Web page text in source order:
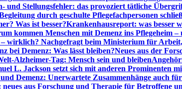
und Stellungsfehler: das provoziert tätliche
durch geschulte Pflegefachpersonen
Was ist besser?Krankenhausreport: was besser
kommen Menschen mit Demenz ins Pflegeheim
– wirklich? Nachgefragt beim Ministerium für
bei Demenz: Was lässt bleiben?Neues aus der
Alzheimer-Tag: Mensch sein und bleiben
L. Jackson setzt sich mit anderen Prominenten
Demenz: Unerwartete Zusammenhänge auch
neues aus Forschung und Therapie für Betroffene